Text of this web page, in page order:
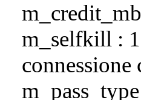
m_selfkill :